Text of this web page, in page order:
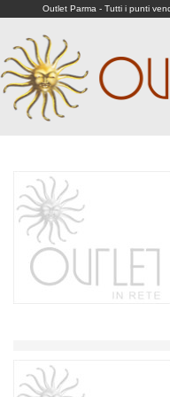
Outlet Parma - Tutti i punti